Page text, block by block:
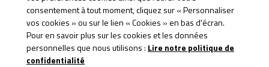
consentement à tout moment, cliquez sur « Personnaliser
vos cookies » ou sur le lien « Cookies » en bas d'écran.
Pour en savoir plus sur les cookies et les données
personnelles que nous utilisons : Lire notre politique de
confidentialité